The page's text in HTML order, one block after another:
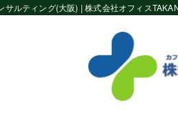
ルティング(大阪) | 株式会社オフィス